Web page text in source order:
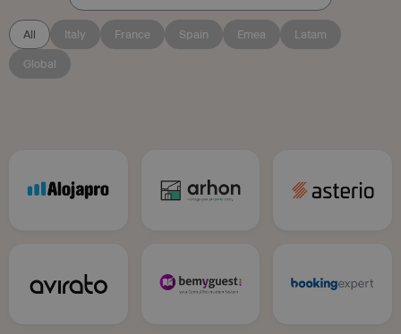
All Italy France Spain Emea Latam
Global